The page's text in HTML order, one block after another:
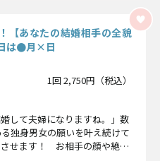
【あなたの結婚相手の全貌
は●月×日
1回 2,750円（税込）
して夫婦になりますね。」数
独身男女の願いを叶え続けて
せます！ お相手の顔や絶対